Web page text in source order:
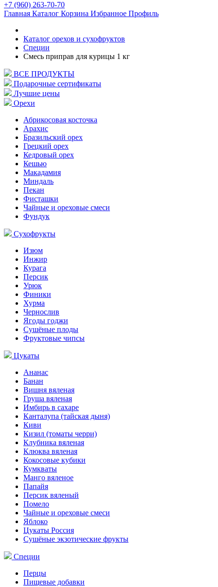
+7 (960) 263-70-70
Главная Каталог Корзина Избранное Профиль
Каталог орехов и сухофруктов
Специи
Смесь приправ для курицы 1 кг
ВСЕ ПРОДУКТЫ
Подарочные сертификаты
Лучшие цены
Орехи
Абрикосовая косточка
Арахис
Бразильский орех
Грецкий орех
Кедровый орех
Кешью
Макадамия
Миндаль
Пекан
Фисташки
Чайные и ореховые смеси
Фундук
Сухофрукты
Изюм
Инжир
Курага
Персик
Урюк
Финики
Хурма
Чернослив
Ягоды годжи
Сушёные плоды
Фруктовые чипсы
Цукаты
Ананас
Банан
Вишня вяленая
Груша вяленая
Имбирь в сахаре
Канталупа (тайская дыня)
Киви
Кизил (томаты черри)
Клубника вяленая
Клюква вяленая
Кокосовые кубики
Кумкваты
Манго вяленое
Папайя
Персик вяленый
Помело
Чайные и ореховые смеси
Яблоко
Цукаты Россия
Сушёные экзотические фрукты
Специи
Перцы
Пищевые добавки